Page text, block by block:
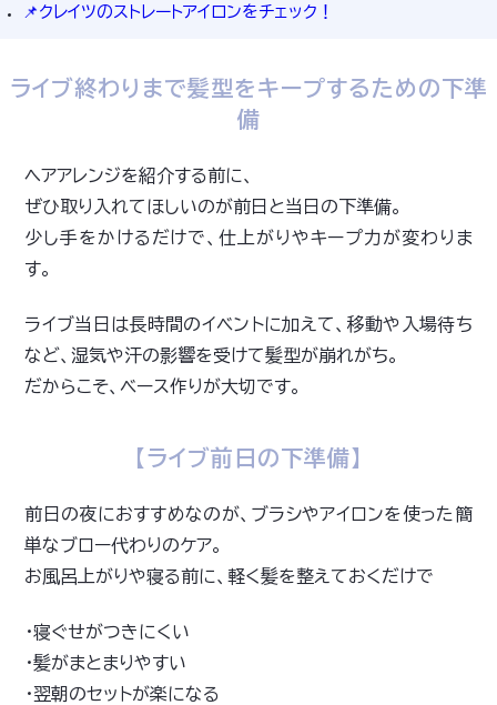
📌クレイツのストレートアイロンをチェック！
ライブ終わりまで髪型をキープするための下準
備
ヘアアレンジを紹介する前に、
ぜひ取り入れてほしいのが前日と当日の下準備。
少し手をかけるだけで、仕上がりやキープ力が変わりま
す。
ライブ当日は長時間のイベントに加えて、移動や入場待ち
など、湿気や汗の影響を受けて髪型が崩れがち。
だからこそ、ベース作りが大切です。
【ライブ前日の下準備】
前日の夜におすすめなのが、ブラシやアイロンを使った簡
単なブロー代わりのケア。
お風呂上がりや寝る前に、軽く髪を整えておくだけで
・寝ぐせがつきにくい
・髪がまとまりやすい
・翌朝のセットが楽になる